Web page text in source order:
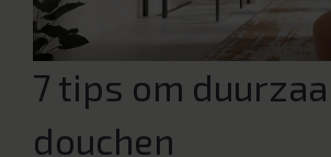
7 tips om
douchen